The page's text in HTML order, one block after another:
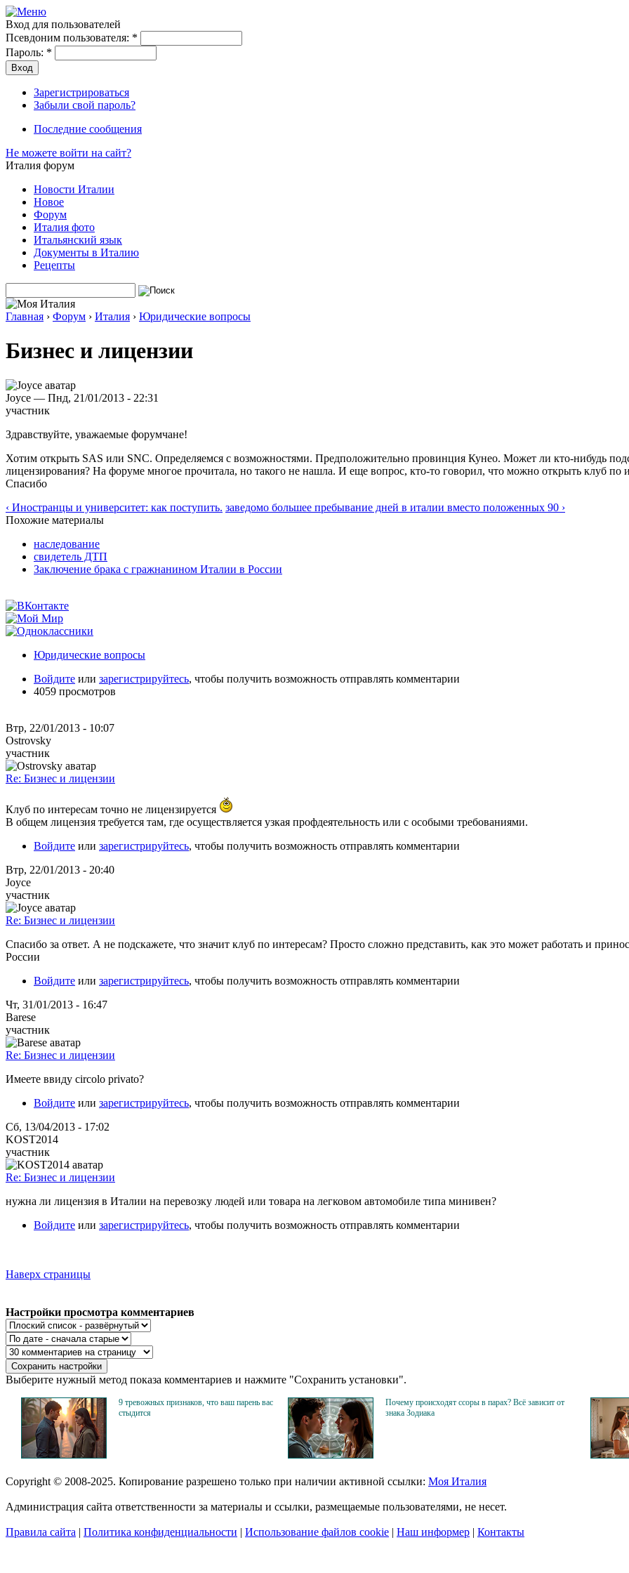
Вход для пользователей
Псевдоним пользователя: *
Пароль: *
Зарегистрироваться
Забыли свой пароль?
Последние сообщения
Не можете войти на сайт?
Италия форум
Новости Италии
Новое
Форум
Италия фото
Итальянский язык
Документы в Италию
Рецепты
Главная › Форум › Италия › Юридические вопросы
Бизнес и лицензии
Joyce — Пнд, 21/01/2013 - 22:31
участник
Здравствуйте, уважаемые форумчане!
Хотим открыть SAS или SNC. Определяемся с возможностями. Предположительно провинция Кунео. Может ли кто-нибудь
лицензирования? На форуме многое прочитала, но такого не нашла. И еще вопрос, кто-то говорил, что можно открыть клуб по
Спасибо
‹ Иностранцы и университет: как поступить. заведомо большее пребывание дней в италии вместо положенных 90 ›
Похожие материалы
наследование
свидетель ДТП
Заключение брака с гражнанином Италии в России
Юридические вопросы
Войдите или зарегистрируйтесь, чтобы получить возможность отправлять комментарии
4059 просмотров
Втр, 22/01/2013 - 10:07
Ostrovsky
участник
Re: Бизнес и лицензии
Клуб по интересам точно не лицензируется
В общем лицензия требуется там, где осуществляется узкая профдеятельность или с особыми требованиями.
Войдите или зарегистрируйтесь, чтобы получить возможность отправлять комментарии
Втр, 22/01/2013 - 20:40
Joyce
участник
Re: Бизнес и лицензии
Спасибо за ответ. А не подскажете, что значит клуб по интересам? Просто сложно представить, как это может работать и
России
Войдите или зарегистрируйтесь, чтобы получить возможность отправлять комментарии
Чт, 31/01/2013 - 16:47
Barese
участник
Re: Бизнес и лицензии
Имеете ввиду circolo privato?
Войдите или зарегистрируйтесь, чтобы получить возможность отправлять комментарии
Сб, 13/04/2013 - 17:02
KOST2014
участник
Re: Бизнес и лицензии
нужна ли лицензия в Италии на перевозку людей или товара на легковом автомобиле типа минивен?
Войдите или зарегистрируйтесь, чтобы получить возможность отправлять комментарии
Наверх страницы
Настройки просмотра комментариев
Выберите нужный метод показа комментариев и нажмите "Сохранить установки".
9 тревожных признаков, что ваш парень вас
стыдится
Почему происходят ссоры в парах? Всё зависит от
знака Зодиака
Copyright © 2008-2025. Копирование разрешено только при наличии активной ссылки: Моя Италия
Администрация сайта ответственности за материалы и ссылки, размещаемые пользователями, не несет.
Правила сайта | Политика конфиденциальности | Использование файлов cookie | Наш информер | Контакты